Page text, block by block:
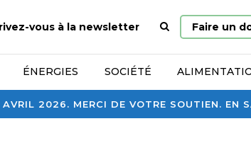
2026. MERCI DE VOTRE SOUTIEN. EN
vous à la newsletter
Page
d’accueil
Faire un
ÉNERGIES SOCIÉTÉ